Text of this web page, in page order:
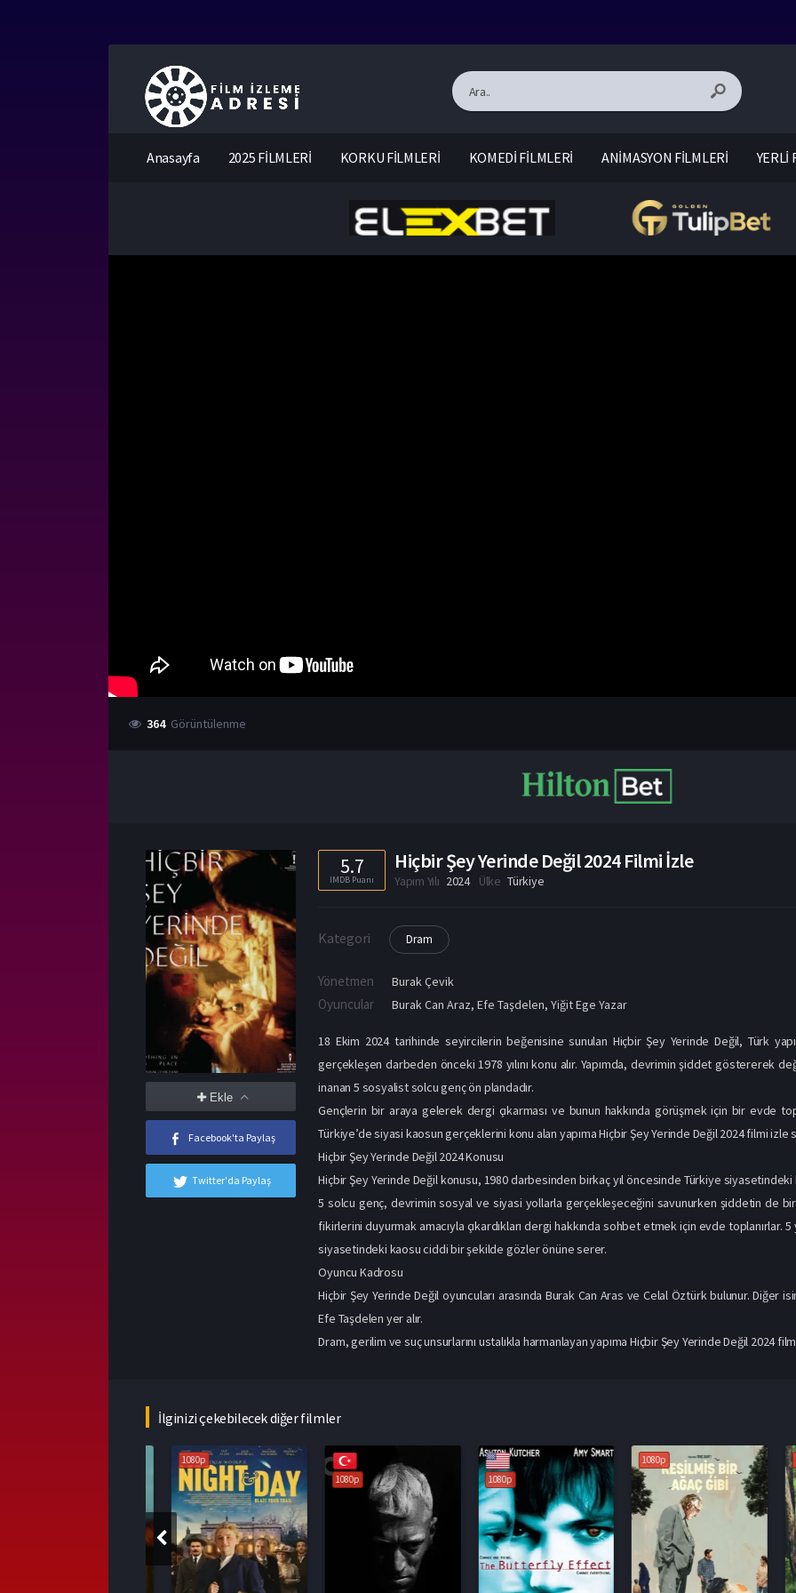
Anasayfa 2025 FİLMLERİ KORKU FİLMLERİ KOMEDİ FİLMLERİ ANİMASYON FİLMLERİ YERLİ
364 Görüntülenme
Ekle
Facebook'ta Paylaş
Twitter'da Paylaş
5.7
IMDB Puanı
Hiçbir Şey Yerinde Değil 2024 Filmi İzle
Yapım Yılı 2024 Ülke Türkiye
Kategori Dram
Yönetmen Burak Çevik
Oyuncular Burak Can Araz,Efe Taşdelen,Yiğit Ege Yazar
18 Ekim 2024 tarihinde seyircilerin beğenisine sunulan Hiçbir Şey Yerinde Değil, Türk
gerçekleşen darbeden önceki 1978 yılını konu alır. Yapımda, devrimin şiddet göstererek
inanan 5 sosyalist solcu genç ön plandadır.
Gençlerin bir araya gelerek dergi çıkarması ve bunun hakkında görüşmek için bir evde
Türkiye’de siyasi kaosun gerçeklerini konu alan yapıma Hiçbir Şey Yerinde Değil 2024 filmi
Hiçbir Şey Yerinde Değil 2024 Konusu
Hiçbir Şey Yerinde Değil konusu, 1980 darbesinden birkaç yıl öncesinde Türkiye siyasetindeki
5 solcu genç, devrimin sosyal ve siyasi yollarla gerçekleşeceğini savunurken şiddetin de bir
fikirlerini duyurmak amacıyla çıkardıkları dergi hakkında sohbet etmek için evde toplanırlar. 5
siyasetindeki kaosu ciddi bir şekilde gözler önüne serer.
Oyuncu Kadrosu
Hiçbir Şey Yerinde Değil oyuncuları arasında Burak Can Aras ve Celal Öztürk bulunur. Diğer
Efe Taşdelen yer alır.
Dram, gerilim ve suç unsurlarını ustalıkla harmanlayan yapıma Hiçbir Şey Yerinde Değil 2024
İlginizi çekebilecek diğer filmler
1080p 1080p
1080p